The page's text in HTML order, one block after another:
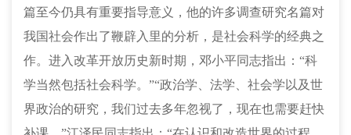
篇至今仍具有重要指导意义，他的许多调查研究名篇对
我国社会作出了鞭辟入里的分析，是社会科学的经典之
作。进入改革开放历史新时期，邓小平同志指出：“科
学当然包括社会科学。”“政治学、法学、社会学以及世
界政治的研究，我们过去多年忽视了，现在也需要赶快